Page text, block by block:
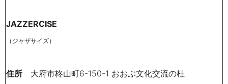
JAZZERCISE
（ジャザサイズ）
住所 大府市柊山町6-150-1 おおぶ文化交流の杜